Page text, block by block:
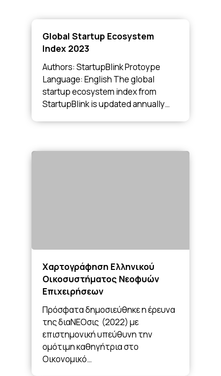
Global Startup Ecosystem
Index 2023
Authors: StartupBlink Protoype
Language: English The global
startup ecosystem index from
StartupBlink is updated annually…
Χαρτογράφηση Ελληνικού
Οικοσυστήματος Νεοφυών
Επιχειρήσεων
Πρόσφατα δημοσιεύθηκε η έρευνα
της διαΝΕΟσις (2022) με
επιστημονική υπεύθυνη την
ομότιμη καθηγήτρια στο
Οικονομικό…